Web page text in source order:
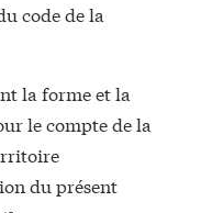
code de la
la forme et la
le compte de la
du présent